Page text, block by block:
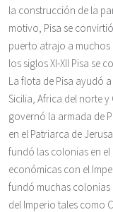
la construcción de la
motivo, Pisa se
puerto atrajo a muchos
los siglos XI-XII Pisa se
La flota de Pisa ayudó
Sicilia, Africa del norte
governó la armada de
en el Patriarca de
fundó las colonias en el
económicas con el
fundó muchas colonias
del Imperio tales como